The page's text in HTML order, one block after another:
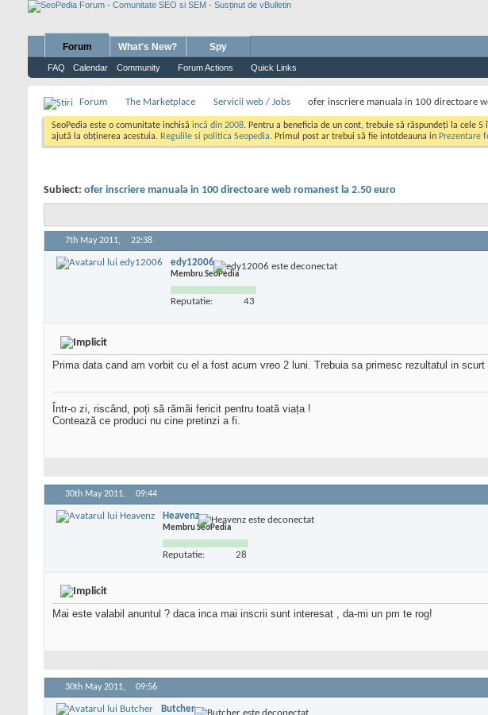
Forum
FAQ Calendar Community Forum Actions Quick Links
What's New? Spy
Forum The Marketplace Servicii web / Jobs ofer inscriere manuala in 100 directoare
SeoPedia este o comunitate inchisă incă din 2008. Pentru a beneficia de un cont, trebuie să răspundeți la cele
ajută la obținerea acestuia. Regulile si politica Seopedia. Primul post ar trebui să fie intotdeauna in Prezentare
Subiect: ofer inscriere manuala in 100 directoare web romanest la 2.50 euro
7th May 2011, 22:38
edy12006
Membru SeoPedia
Reputatie: 43
Prima data cand am vorbit cu el a fost acum vreo 2 luni. Trebuia sa primesc rezultatul in
Într-o zi, riscând, poți să rămâi fericit pentru toată viața !
Contează ce produci nu cine pretinzi a fi.
30th May 2011, 09:44
Heavenz
Membru SeoPedia
Reputatie: 28
Mai este valabil anuntul ? daca inca mai inscrii sunt interesat , da-mi un pm te rog!
30th May 2011, 09:56
Butcher